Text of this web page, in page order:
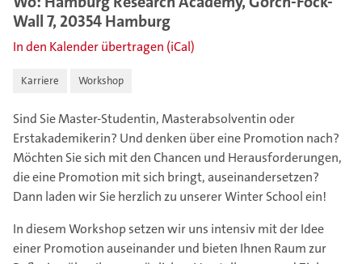
Wall 7, 20354 Hamburg
In den Kalender übertragen (iCal)
Karriere Workshop
Sind Sie Master-Studentin, Masterabsolventin oder
Erstakademikerin? Und denken über eine Promotion nach?
Möchten Sie sich mit den Chancen und Herausforderungen,
die eine Promotion mit sich bringt, auseinandersetzen?
Dann laden wir Sie herzlich zu unserer Winter School ein!
In diesem Workshop setzen wir uns intensiv mit der Idee
einer Promotion auseinander und bieten Ihnen Raum zur